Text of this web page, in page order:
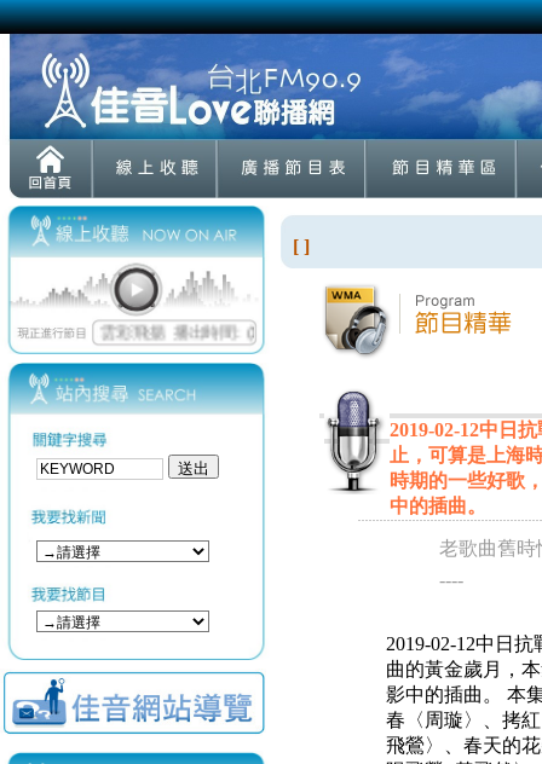
[ ]
2019-02-12中日
止，可算是上海
時期的一些好歌
中的插曲。
老歌曲舊時
----
2019-02-12中日
曲的黃金歲月，
影中的插曲。 本
春〈周璇〉、拷
飛鶯〉、春天的